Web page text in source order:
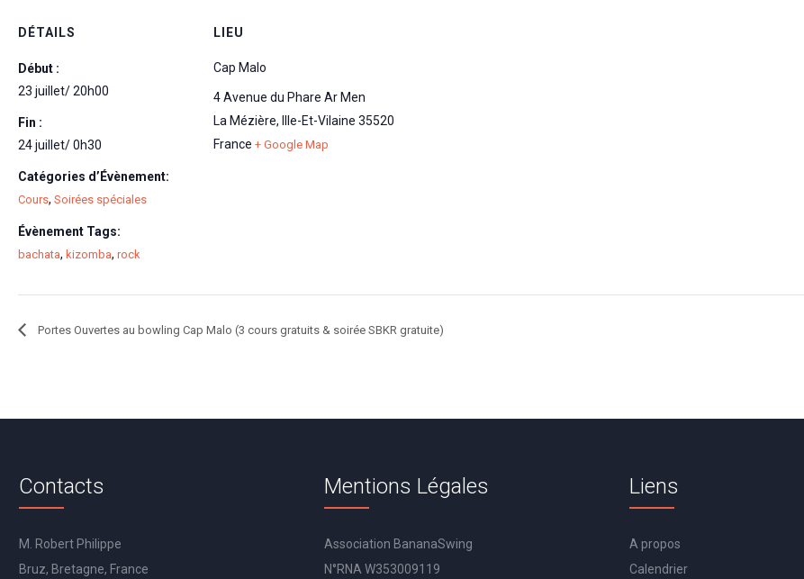
DÉTAILS
Début :
23 juillet/ 20h00
Fin :
24 juillet/ 0h30
Catégories d’Évènement:
Cours, Soirées spéciales
Évènement Tags:
bachata, kizomba, rock
LIEU
Cap Malo
4 Avenue du Phare Ar Men
La Mézière, Ille-Et-Vilaine 35520
France + Google Map
Portes Ouvertes au bowling Cap Malo (3 cours gratuits & soirée SBKR gratuite)
Contacts
M. Robert Philippe
Bruz, Bretagne, France
Mentions Légales
Association BananaSwing
N°RNA W353009119
Liens
A propos
Calendrier